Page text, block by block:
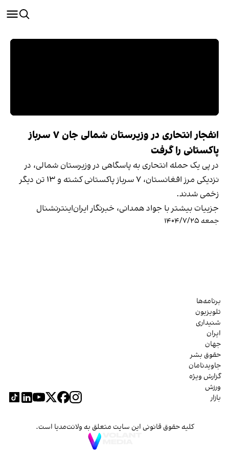
انفجار انتحاری در وزیرستان شمالی جان ۷ سرباز
پاکستانی را گرفت
در پی یک حمله انتحاری به پاسگاهی در وزیرستان شمالی، در
نزدیکی مرز افغانستان، ۷ سرباز پاکستانی کشته و ۱۳ تن دیگر
زخمی شدند.
جزییات بیشتر با جواد همدانی، خبرنگار ایران‌اینترنشنال
جمعه ۱۴۰۴/۷/۲۵
برنامه‌ها
تلویزیون
شنیداری
ایران
جهان
حقوق بشر
جاویدنامان
گزارش ویژه
ورزش
بازار
کلیه حقوق قانونی این سایت متعلق به ولانت‌مدیا است.